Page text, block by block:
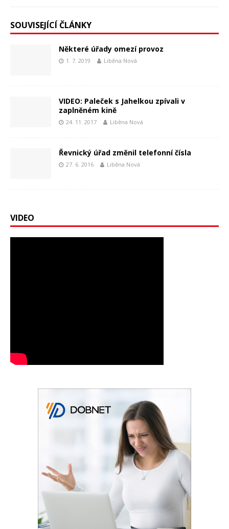
SOUVISEJÍCÍ ČLÁNKY
Některé úřady omezí provoz
1. 7. 2019 Liběna Nová
VIDEO: Paleček s Jahelkou zpívali v
zaplněném kině
24. 11. 2017 Liběna Nová
Řevnický úřad změnil telefonní čísla
27. 6. 2016 Liběna Nová
VIDEO